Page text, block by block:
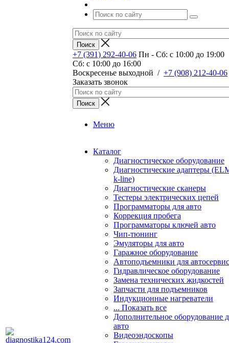
+7 (391) 292-40-06 Пн - Сб: c 10:00 до 19:00
Сб: c 10:00 до 16:00
​Воскресенье выходной / +7 (908) 212-40-06
Заказать звонок
Меню
Каталог
Диагностическое оборудование
Диагностические адаптеры
k-line)
Диагностические сканеры
Тестеры электрических цепей
Программаторы для авто
Коррекция пробега
Программаторы ключей авто
Чип-тюнинг
Эмуляторы для авто
Гаражное оборудование
Автоподъемники для
Гидравлическое оборудование
Замена технических жидкостей
Запчасти для подъемников
Индукционные нагреватели
... Показать все
Дополнительное оборудование
авто
Видеоэндоскопы